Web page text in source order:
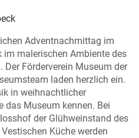
Adventnachmittag im
im malerischen Ambiente des
Förderverein Museum der
laden herzlich ein.
in weihnachtlicher
das Museum kennen. Bei
der Glühweinstand des
Küche werden